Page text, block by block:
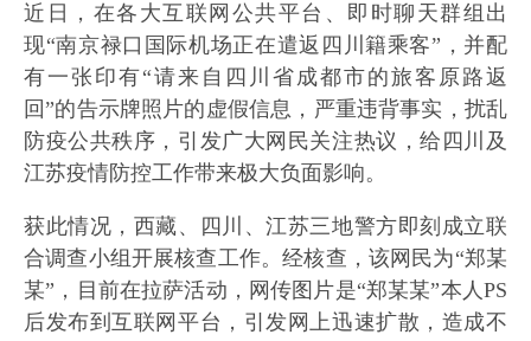
近日，在各大互联网公共平台、即时聊天群组出
现“南京禄口国际机场正在遣返四川籍乘客”，并配
有一张印有“请来自四川省成都市的旅客原路返
回”的告示牌照片的虚假信息，严重违背事实，扰乱
防疫公共秩序，引发广大网民关注热议，给四川及
江苏疫情防控工作带来极大负面影响。
获此情况，西藏、四川、江苏三地警方即刻成立联
合调查小组开展核查工作。经核查，该网民为“郑某
某”，目前在拉萨活动，网传图片是“郑某某”本人PS
后发布到互联网平台，引发网上迅速扩散，造成不